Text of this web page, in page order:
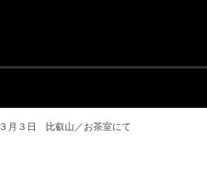
３月３日 比叡山／お茶室にて